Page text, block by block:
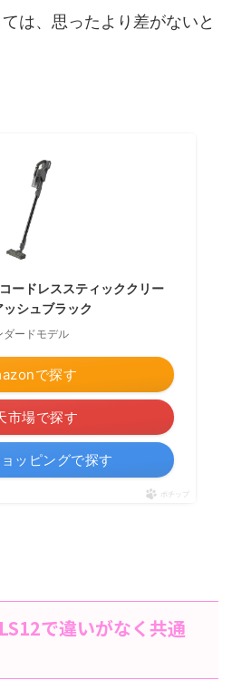
は、思ったより差がないと
ードレススティッククリー
シュブラック
ダードモデル
で探す
市場で探す
ッピングで探す
ポチップ
で違いがなく共通